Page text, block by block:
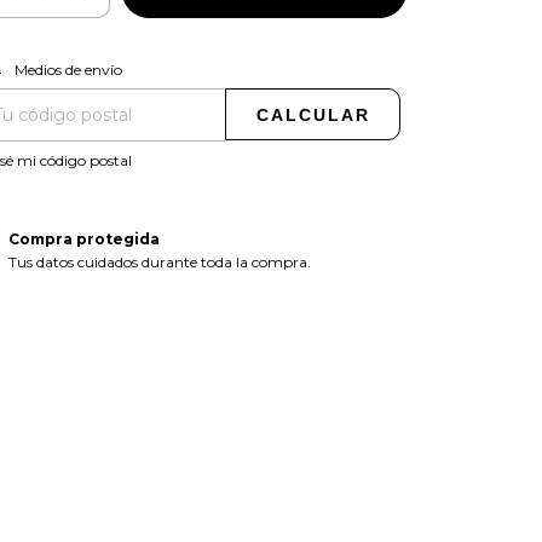
para el CP:
Medios de envío
CALCULAR
mi código postal
Compra protegida
Tus datos cuidados durante toda la compra.